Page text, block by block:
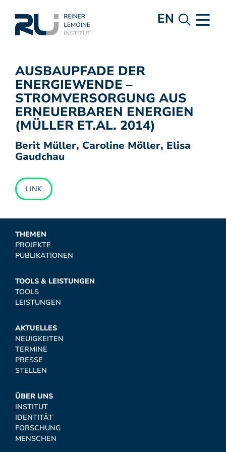
EN
AUSBAUPFADE DER
ENERGIEWENDE –
STROMVERSORGUNG AUS
ERNEUERBAREN ENERGIEN
(MÜLLER ET.AL. 2014)
Berit Müller, Caroline Möller, Elisa
Gaudchau
LINK
THEMEN
PROJEKTE
PUBLIKATIONEN
TOOLS & LEISTUNGEN
TOOLS
LEISTUNGEN
AKTUELLES
NEUIGKEITEN
TERMINE
PRESSE
STELLEN
ÜBER UNS
INSTITUT
IDENTITÄT
FORSCHUNG
MENSCHEN